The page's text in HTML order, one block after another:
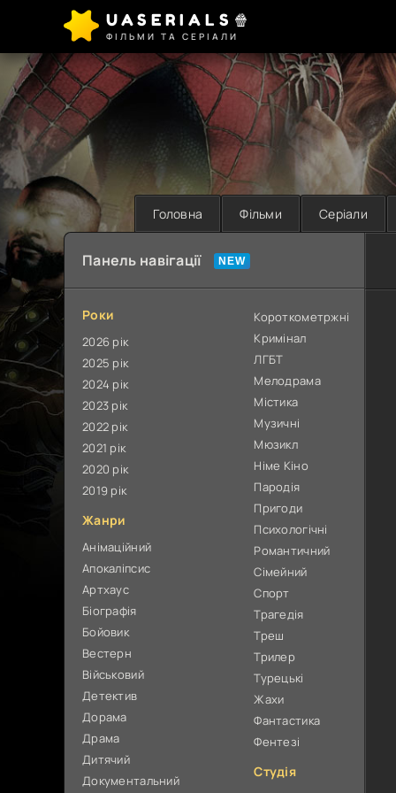
UASERIALS🍿
ФІЛЬМИ ТА СЕРІАЛИ
Головна Фільми Серіали
Панель навігації
Роки
2026 рік
2025 рік
2024 рік
2023 рік
2022 рік
2021 рік
2020 рік
2019 рік
Жанри
Анімаційний
Апокаліпсис
Артхаус
Біографія
Бойовик
Вестерн
Військовий
Детектив
Дорама
Драма
Дитячий
Документальний
Короткометржні
Кримінал
ЛГБТ
Мелодрама
Містика
Музичні
Мюзикл
Німе Кіно
Пародія
Пригоди
Психологічні
Романтичний
Сімейний
Спорт
Трагедія
Треш
Трилер
Турецькі
Жахи
Фантастика
Фентезі
Студія